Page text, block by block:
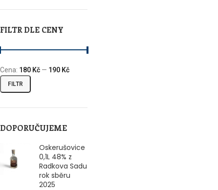
FILTR DLE CENY
FILTR
Cena: 180 Kč — 190 Kč
DOPORUČUJEME
Oskerušovice
0,1L 48% z
Radkova Sadu
rok sběru
2025